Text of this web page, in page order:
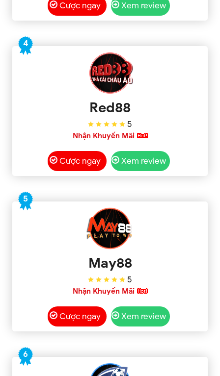
Cược ngay Xem review
4
Red88
5
Nhận Khuyến Mãi
Cược ngay Xem review
5
May88
5
Nhận Khuyến Mãi
Cược ngay Xem review
6